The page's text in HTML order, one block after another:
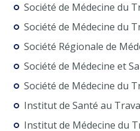
Société de Médecine du
Société de Médecine du
Société Régionale de
Société de Médecine et
Société de Médecine du
Institut de Santé au
Institut de Médecine du